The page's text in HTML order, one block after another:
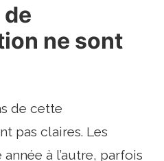
ne sont
de cette
pas claires. Les
à l’autre, parfois